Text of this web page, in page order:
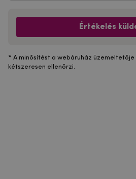
Értékelés
* A minősítést a webáruház
kétszeresen ellenőrzi.